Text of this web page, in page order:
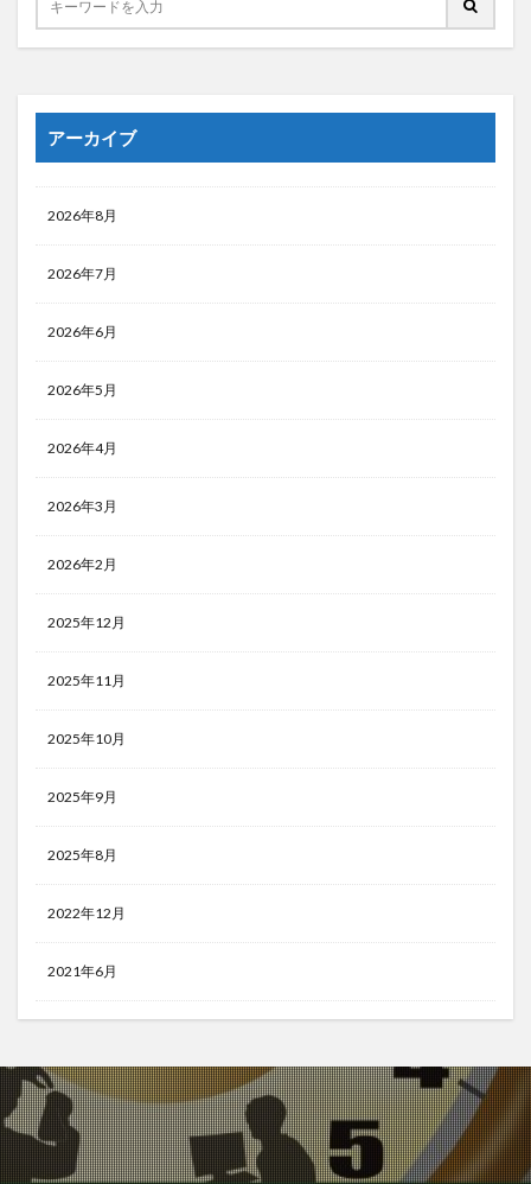
アーカイブ
2026年8月
2026年7月
2026年6月
2026年5月
2026年4月
2026年3月
2026年2月
2025年12月
2025年11月
2025年10月
2025年9月
2025年8月
2022年12月
2021年6月